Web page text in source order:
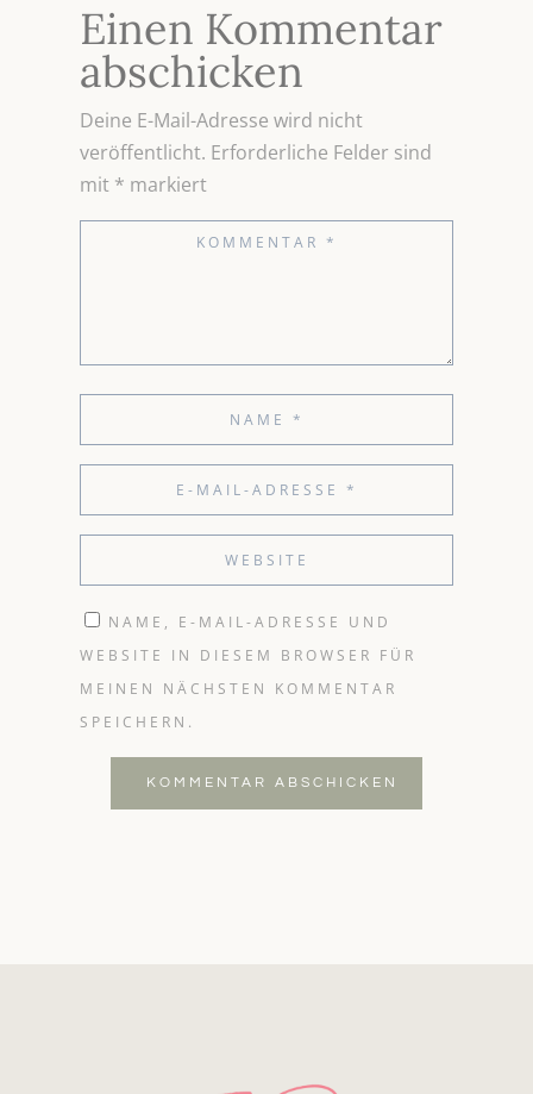
Einen Kommentar
abschicken
Deine E-Mail-Adresse wird nicht
veröffentlicht. Erforderliche Felder sind
mit * markiert
NAME, E-MAIL-ADRESSE UND
WEBSITE IN DIESEM BROWSER FÜR
MEINEN NÄCHSTEN KOMMENTAR
SPEICHERN.
KOMMENTAR ABSCHICKEN